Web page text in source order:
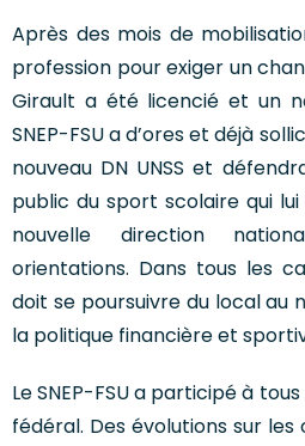
Après des mois de
profession pour exiger un
Girault a été licencié et un
SNEP-FSU a d’ores et déjà
nouveau DN UNSS et
public du sport scolaire qui
nouvelle direction
orientations. Dans tous les
doit se poursuivre du local au
la politique financière et
Le SNEP-FSU a participé à
fédéral. Des évolutions sur les